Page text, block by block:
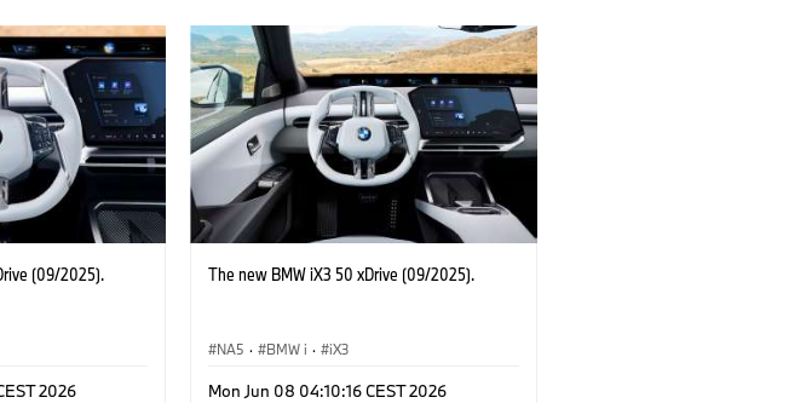
(09/2025).
2026
The new BMW iX3 50 xDrive (09/2025).
NA5 · BMW i · iX3
Mon Jun 08 04:10:16 CEST 2026